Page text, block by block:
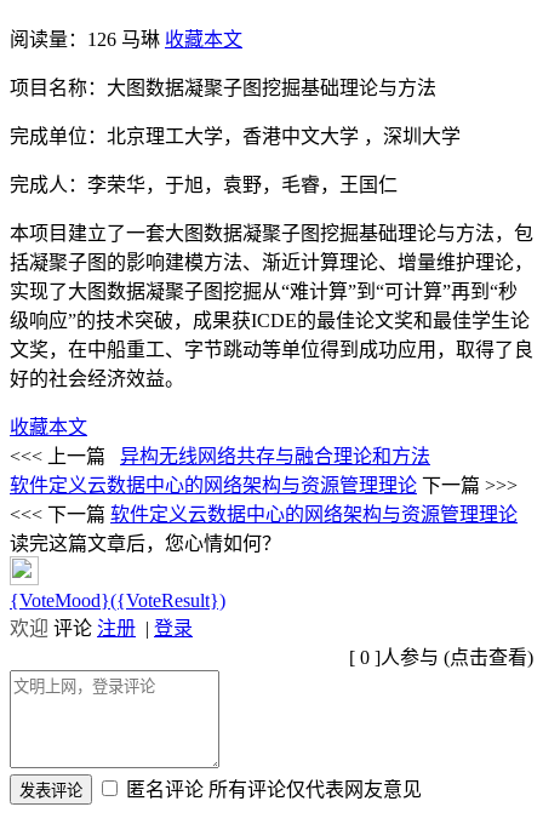
阅读量： 126 马琳 收藏本文
项目名称：大图数据凝聚子图挖掘基础理论与方法
完成单位：北京理工大学，香港中文大学 ，深圳大学
完成人：李荣华，于旭，袁野，毛睿，王国仁
本项目建立了一套大图数据凝聚子图挖掘基础理论与方法，包
括凝聚子图的影响建模方法、渐近计算理论、增量维护理论，
实现了大图数据凝聚子图挖掘从“难计算”到“可计算”再到“秒
级响应”的技术突破，成果获ICDE的最佳论文奖和最佳学生论
文奖，在中船重工、字节跳动等单位得到成功应用，取得了良
好的社会经济效益。
收藏本文
<<< 上一篇
异构无线网络共存与融合理论和方法
软件定义云数据中心的网络架构与资源管理理论 下一篇 >>>
<<< 下一篇 软件定义云数据中心的网络架构与资源管理理论
读完这篇文章后，您心情如何？
{VoteMood}({VoteResult})
欢迎 评论 注册 | 登录
[ 0 ]人参与 (点击查看)
匿名评论 所有评论仅代表网友意见